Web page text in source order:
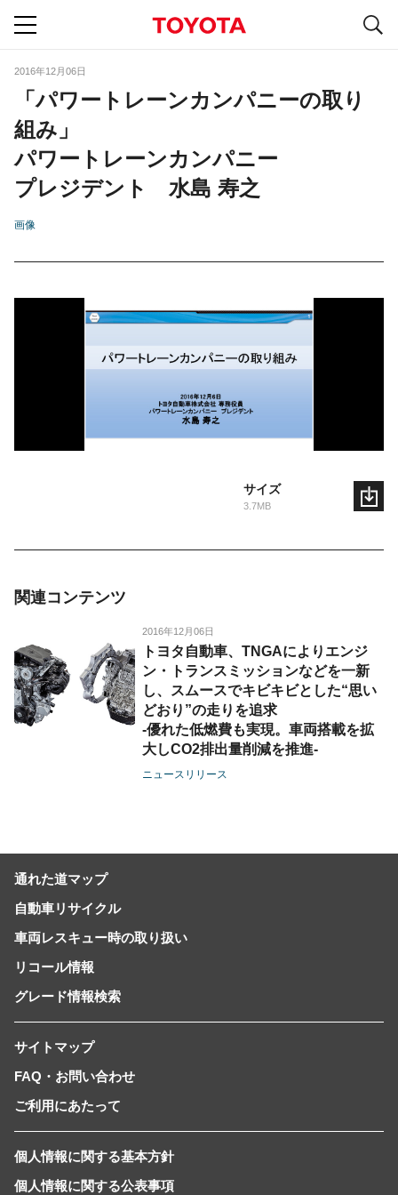
2016年12月06日
「パワートレーンカンパニーの取り
組み」
パワートレーンカンパニー
プレジデント 水島 寿之
画像
サイズ
3.7MB
関連コンテンツ
2016年12月06日
トヨタ自動車、TNGAによりエンジ
ン・トランスミッションなどを一新
し、スムースでキビキビとした“思い
どおり”の走りを追求
-優れた低燃費も実現。車両搭載を拡
大しCO2排出量削減を推進-
ニュースリリース
通れた道マップ
自動車リサイクル
車両レスキュー時の取り扱い
リコール情報
グレード情報検索
サイトマップ
FAQ・お問い合わせ
ご利用にあたって
個人情報に関する基本方針
個人情報に関する公表事項